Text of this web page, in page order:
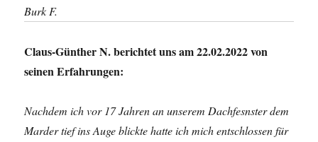
Burk F.
Claus-Günther N. berichtet uns am 22.02.2022 von
seinen Erfahrungen:
Nachdem ich vor 17 Jahren an unserem Dachfesnster dem
Marder tief ins Auge blickte hatte ich mich entschlossen für